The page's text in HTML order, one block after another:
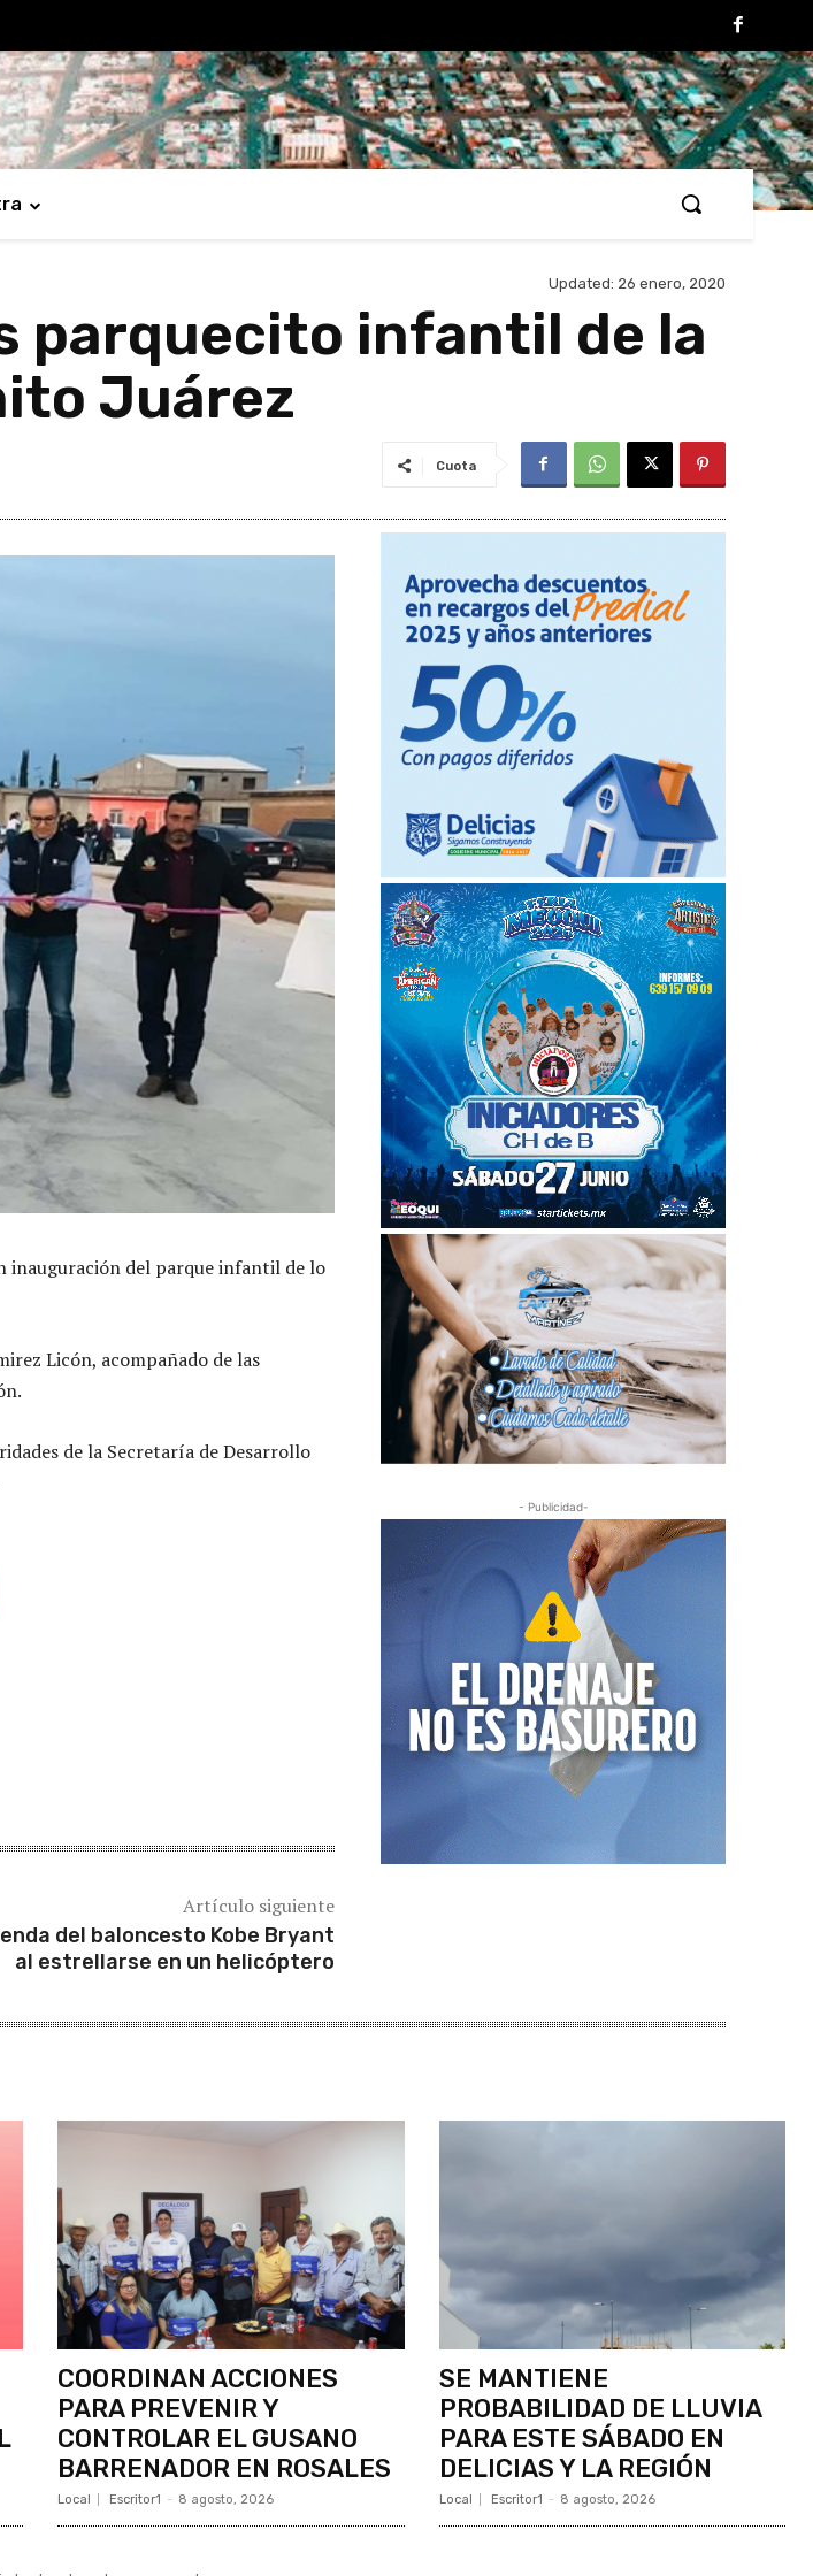
Updated: 26 enero, 2020
parquecito infantil de la
Juárez
Cuota
inauguración del parque infantil de lo
Licón, acompañado de las
de la Secretaría de Desarrollo
Artículo siguiente
del baloncesto Kobe Bryant
al estrellarse en un helicóptero
- Publicidad-
COORDINAN ACCIONES
PARA PREVENIR Y
CONTROLAR EL GUSANO
BARRENADOR EN ROSALES
Local Escritor1 - 8 agosto, 2026
SE MANTIENE
PROBABILIDAD DE LLUVIA
PARA ESTE SÁBADO EN
DELICIAS Y LA REGIÓN
Local Escritor1 - 8 agosto, 2026